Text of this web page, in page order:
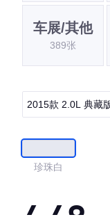
车展/其他
389张
2015款 2.0L 典藏
珍珠白